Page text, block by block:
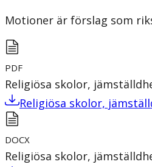
Motioner är förslag som
PDF
Religiösa skolor,
Religiösa skolor,
DOCX
Religiösa skolor,